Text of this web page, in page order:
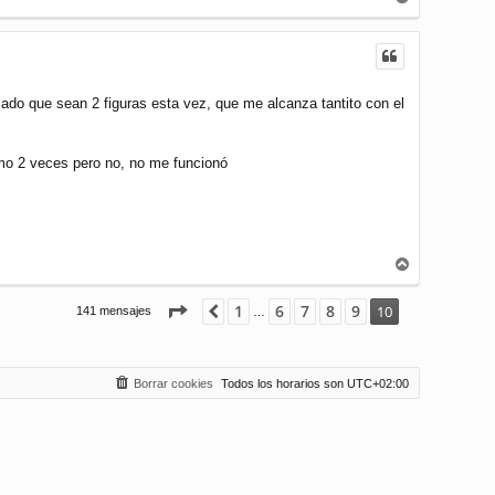
r
r
que sean 2 figuras esta vez, que me alcanza tantito con el
2 veces pero no, no me funcionó
r
141 mensajes Página 10de 10
Anterior
1 … 6 7 8 9 10
Todos los horarios son UTC+02:00
Borrar cookies